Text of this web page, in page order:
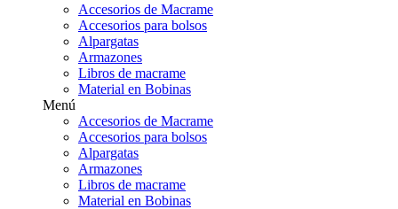
Accesorios de Macrame
Accesorios para bolsos
Alpargatas
Armazones
Libros de macrame
Material en Bobinas
Menú
Accesorios de Macrame
Accesorios para bolsos
Alpargatas
Armazones
Libros de macrame
Material en Bobinas